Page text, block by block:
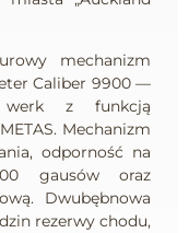
mechanizm
Caliber 9900 —
werk z funkcją
Mechanizm
odporność na
gausów oraz
Dwubębnowa
rezerwy chodu,